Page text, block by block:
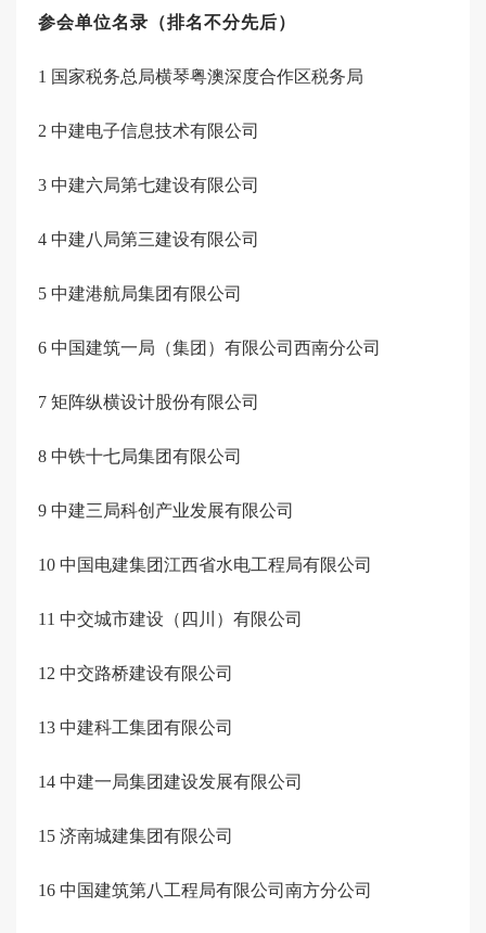
参会单位名录（排名不分先后）
1 国家税务总局横琴粤澳深度合作区税务局
2 中建电子信息技术有限公司
3 中建六局第七建设有限公司
4 中建八局第三建设有限公司
5 中建港航局集团有限公司
6 中国建筑一局（集团）有限公司西南分公司
7 矩阵纵横设计股份有限公司
8 中铁十七局集团有限公司
9 中建三局科创产业发展有限公司
10 中国电建集团江西省水电工程局有限公司
11 中交城市建设（四川）有限公司
12 中交路桥建设有限公司
13 中建科工集团有限公司
14 中建一局集团建设发展有限公司
15 济南城建集团有限公司
16 中国建筑第八工程局有限公司南方分公司